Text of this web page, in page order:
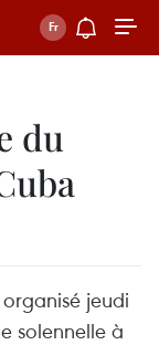
du
jeudi
solennelle à